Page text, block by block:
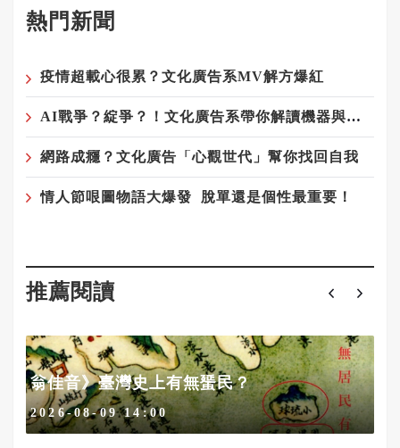
熱門新聞
疫情超載心很累？文化廣告系MV解方爆紅
AI戰爭？綻爭？！文化廣告系帶你解讀機器與人類的奧妙關係
網路成癮？文化廣告「心觀世代」幫你找回自我
情人節哏圖物語大爆發 脫單還是個性最重要！
推薦閱讀
翁佳音》臺灣史上有無蜑民？
2026-08-09 14:00